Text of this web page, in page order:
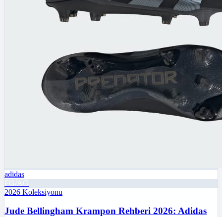
adidas
FG/AG
2026 Koleksiyonu
Jude Bellingham Krampon Rehberi 2026: Adidas